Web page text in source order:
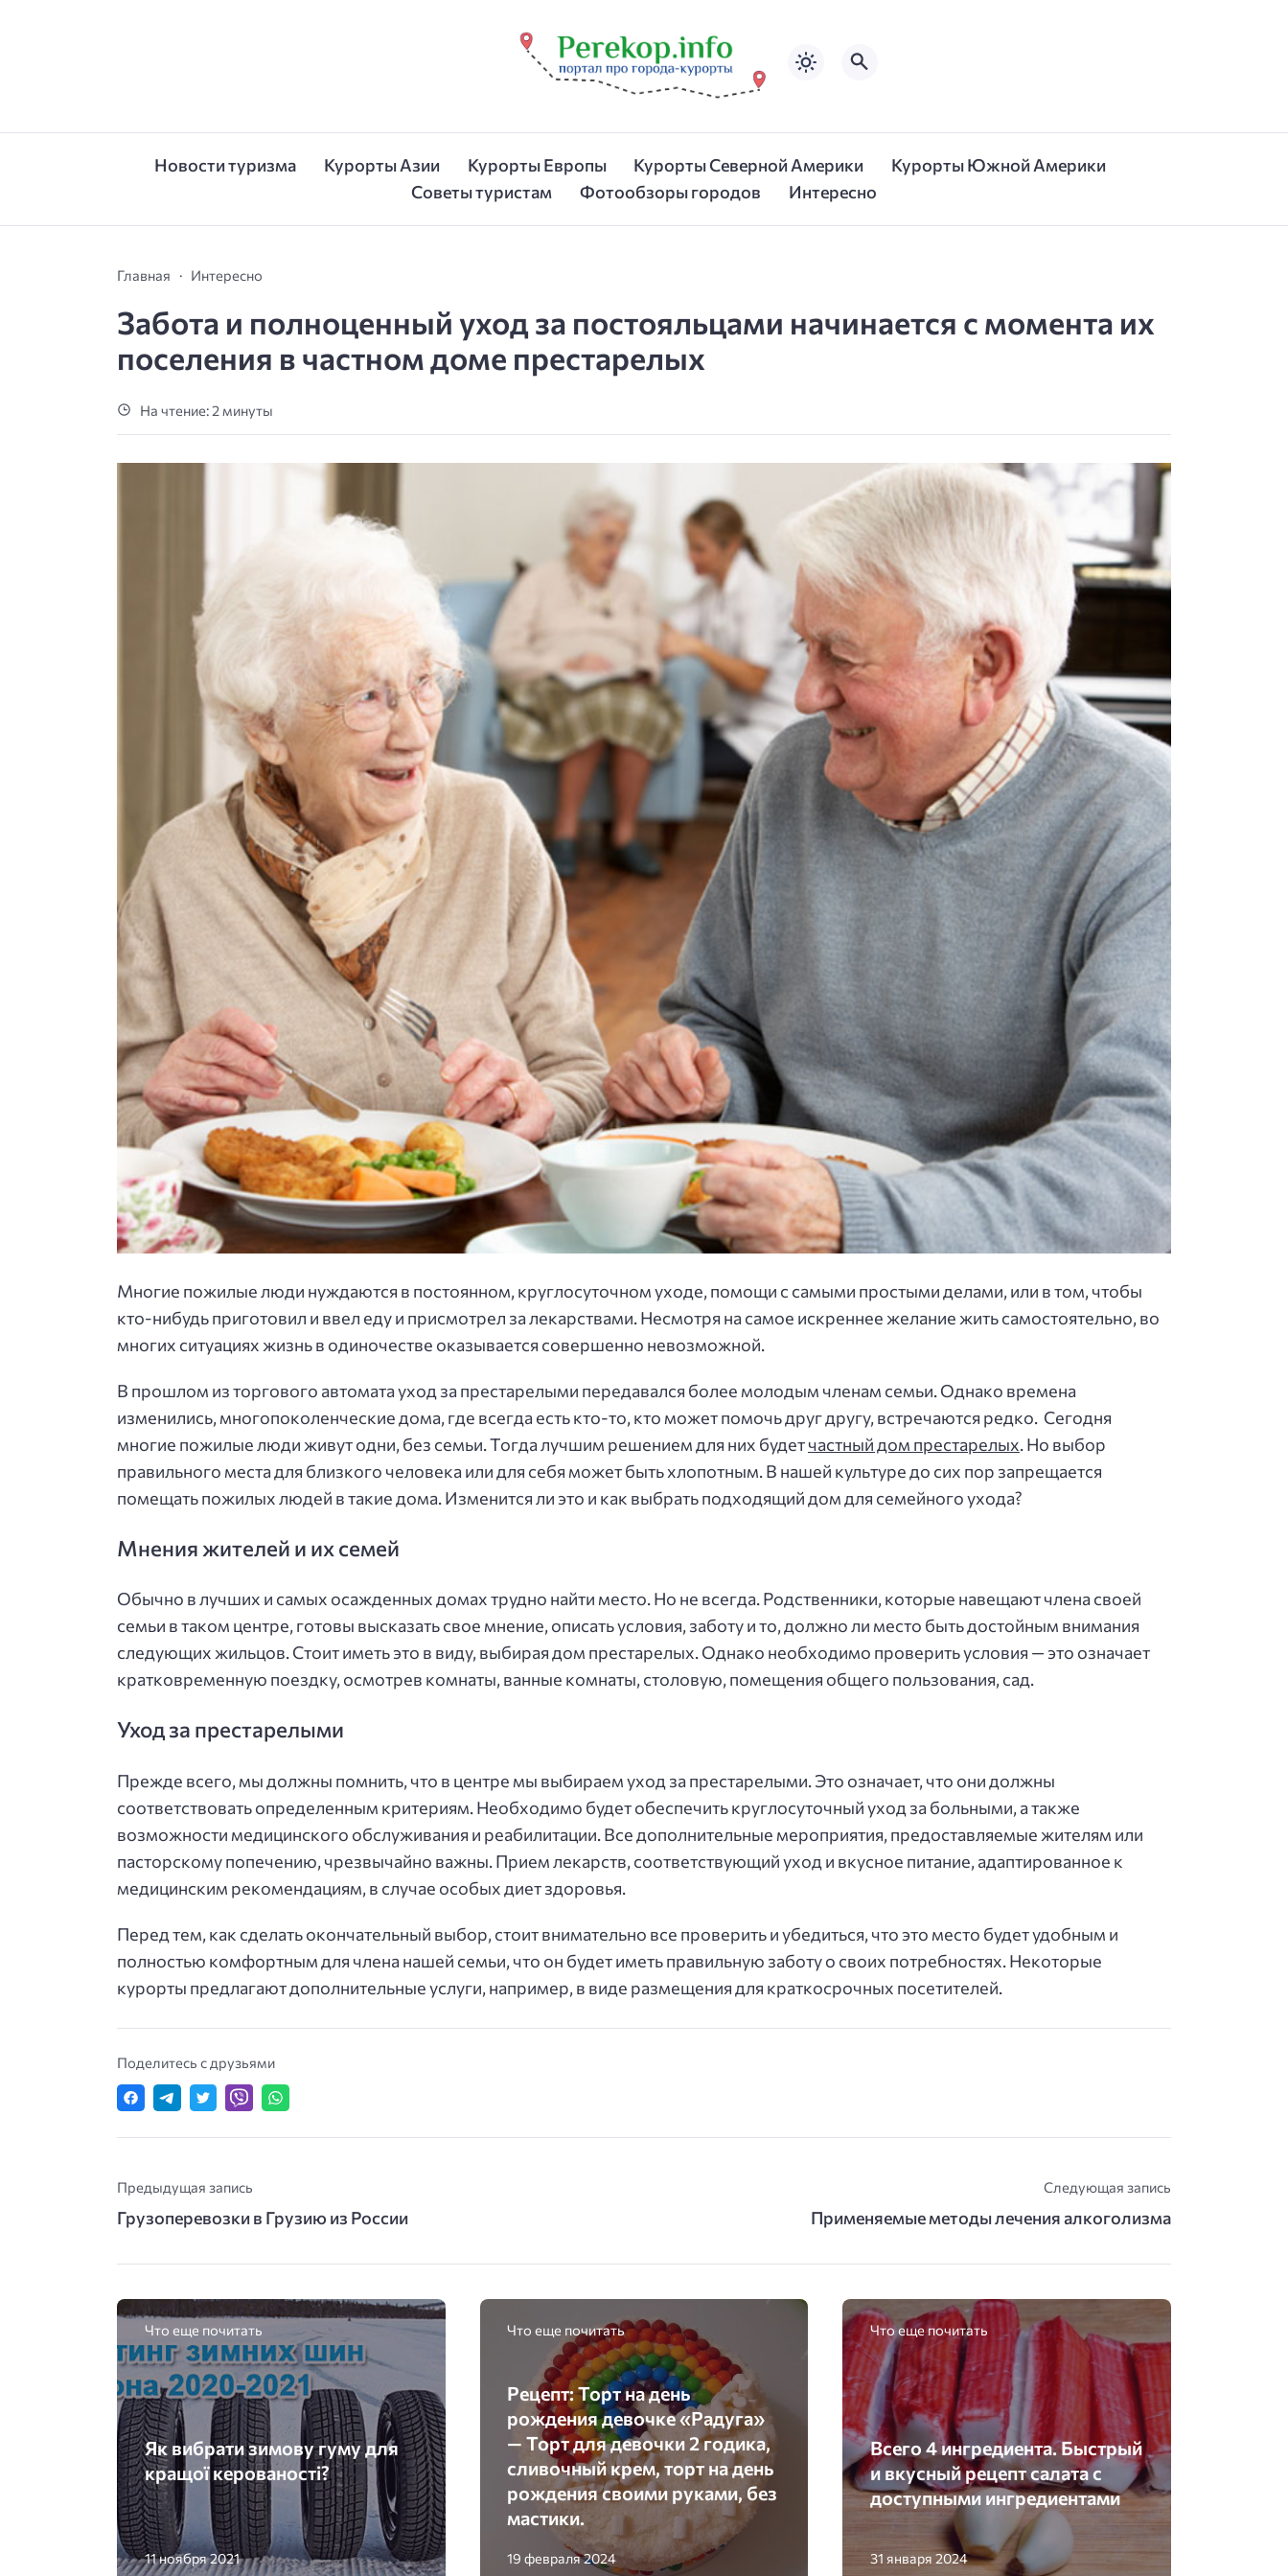
Новости туризма Курорты Азии Курорты Европы Курорты Северной Америки
Курорты Южной Америки
Советы туристам
Фотообзоры городов Интересно
Главная Интересно
Забота и полноценный уход за постояльцами начинается с момента их
поселения в частном доме престарелых
На чтение: 2 минуты
Многие пожилые люди нуждаются в постоянном, круглосуточном уходе, помощи с самыми простыми делами, или в том, чтобы
кто-нибудь приготовил и ввел еду и присмотрел за лекарствами. Несмотря на самое искреннее желание жить самостоятельно, во
многих ситуациях жизнь в одиночестве оказывается совершенно невозможной.
В прошлом из торгового автомата уход за престарелыми передавался более молодым членам семьи. Однако времена
изменились, многопоколенческие дома, где всегда есть кто-то, кто может помочь друг другу, встречаются редко. Сегодня
многие пожилые люди живут одни, без семьи. Тогда лучшим решением для них будетчастный дом престарелых. Но выбор
правильного места для близкого человека или для себя может быть хлопотным. В нашей культуре до сих пор запрещается
помещать пожилых людей в такие дома. Изменится ли это и как выбрать подходящий дом для семейного ухода?
Мнения жителей и их семей
Обычно в лучших и самых осажденных домах трудно найти место. Но не всегда. Родственники, которые навещают члена своей
семьи в таком центре, готовы высказать свое мнение, описать условия, заботу и то, должно ли место быть достойным внимания
следующих жильцов. Стоит иметь это в виду, выбирая дом престарелых. Однако необходимо проверить условия — это означает
кратковременную поездку, осмотрев комнаты, ванные комнаты, столовую, помещения общего пользования, сад.
Уход за престарелыми
Прежде всего, мы должны помнить, что в центре мы выбираем уход за престарелыми. Это означает, что они должны
соответствовать определенным критериям. Необходимо будет обеспечить круглосуточный уход за больными, а также
возможности медицинского обслуживания и реабилитации. Все дополнительные мероприятия, предоставляемые жителям или
пасторскому попечению, чрезвычайно важны. Прием лекарств, соответствующий уход и вкусное питание, адаптированное к
медицинским рекомендациям, в случае особых диет здоровья.
Перед тем, как сделать окончательный выбор, стоит внимательно все проверить и убедиться, что это место будет удобным и
полностью комфортным для члена нашей семьи, что он будет иметь правильную заботу о своих потребностях. Некоторые
курорты предлагают дополнительные услуги, например, в виде размещения для краткосрочных посетителей.
Поделитесь с друзьями
Предыдущая запись
Грузоперевозки в Грузию из России
Следующая запись
Применяемые методы лечения алкоголизма
Что еще почитать
Як вибрати зимову гуму для
кращої керованості?
11 ноября 2021
Что еще почитать
Рецепт: Торт на день
рождения девочке «Радуга»
— Торт для девочки 2 годика,
сливочный крем, торт на день
рождения своими руками, без
мастики.
19 февраля 2024
Что еще почитать
Всего 4 ингредиента. Быстрый
и вкусный рецепт салата с
доступными ингредиентами
31 января 2024